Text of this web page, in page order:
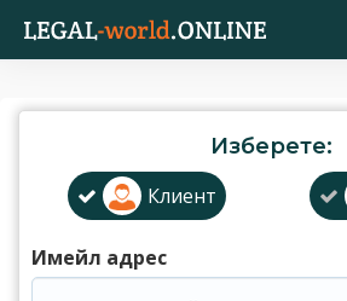
Изберете:
Клиент
Имейл адрес